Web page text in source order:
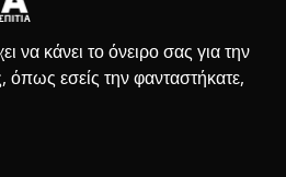
να κάνει το όνειρο σας για την
όπως εσείς την φανταστήκατε,